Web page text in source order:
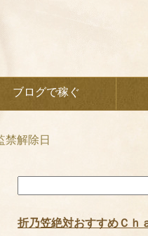
ブログで稼ぐ
解除日
索
折乃笠絶対おすすめＣｈ